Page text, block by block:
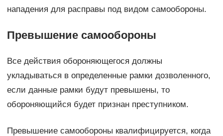
нападения для расправы под видом самообороны.
Превышение самообороны
Все действия обороняющегося должны
укладываться в определенные рамки дозволенного,
если данные рамки будут превышены, то
обороняющийся будет признан преступником.
Превышение самообороны квалифицируется, когда